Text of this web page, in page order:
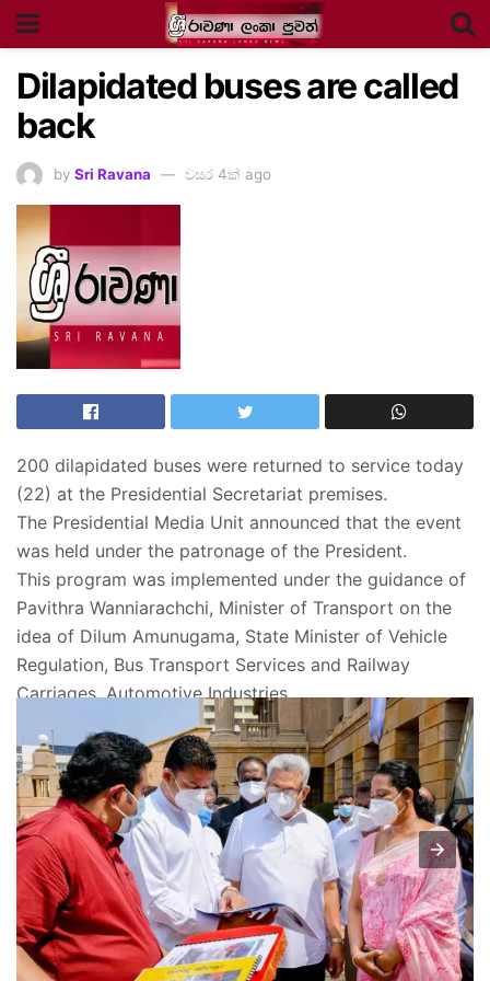
Dilapidated buses are called
back
by Sri Ravana වසර 4ක් ago
200 dilapidated buses were returned to service today
(22) at the Presidential Secretariat premises.
The Presidential Media Unit announced that the event
was held under the patronage of the President.
This program was implemented under the guidance of
Pavithra Wanniarachchi, Minister of Transport on the
idea of ​​Dilum Amunugama, State Minister of Vehicle
Regulation, Bus Transport Services and Railway
Carriages, Automotive Industries.